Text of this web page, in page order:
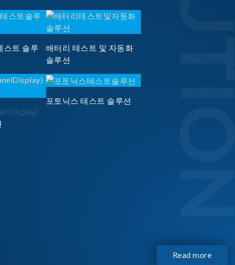
스트 솔루
배터리 테스트 및 자동화
솔루션
Display)
포토닉스 테스트 솔루션
Read more